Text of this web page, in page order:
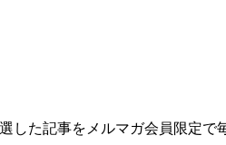
…ひろゆきなら、こう言う！
した記事をメルマガ会員限定で